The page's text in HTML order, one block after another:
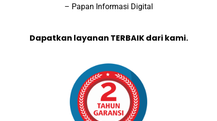
– Papan Informasi Digital
Dapatkan layanan TERBAIK dari kami.